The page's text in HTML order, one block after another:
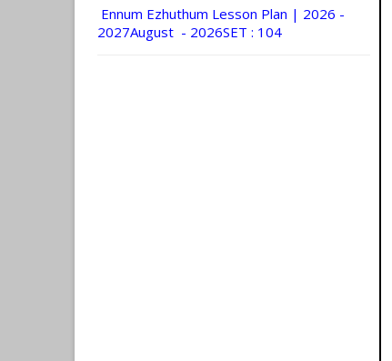
Ennum Ezhuthum Lesson Plan | 2026 -
2027August - 2026SET : 104